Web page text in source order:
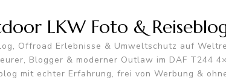
LKW Foto &
Offroad Erlebnisse & Umweltschutz auf
Blogger & moderner Outlaw im DAF T244
mit echter Erfahrung, frei von Werbung &